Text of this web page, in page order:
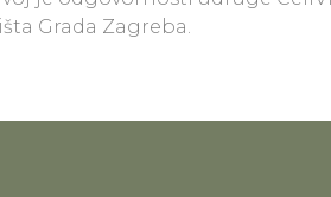
Grada Zagreba.